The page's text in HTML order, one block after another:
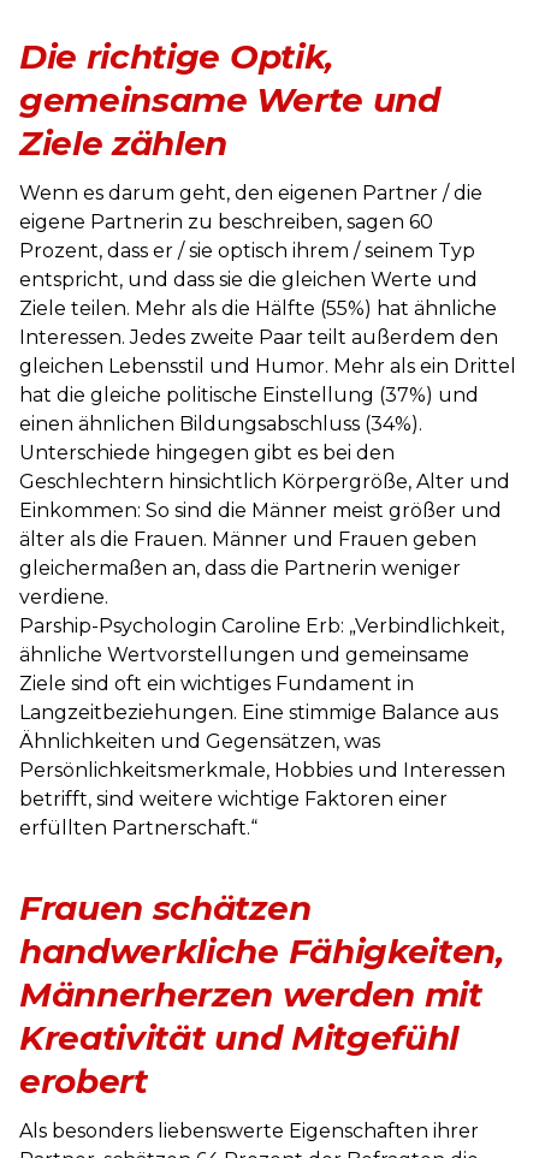
Die richtige Optik,
gemeinsame Werte und
Ziele zählen
Wenn es darum geht, den eigenen Partner / die
eigene Partnerin zu beschreiben, sagen 60
Prozent, dass er / sie optisch ihrem / seinem Typ
entspricht, und dass sie die gleichen Werte und
Ziele teilen. Mehr als die Hälfte (55%) hat ähnliche
Interessen. Jedes zweite Paar teilt außerdem den
gleichen Lebensstil und Humor. Mehr als ein Drittel
hat die gleiche politische Einstellung (37%) und
einen ähnlichen Bildungsabschluss (34%).
Unterschiede hingegen gibt es bei den
Geschlechtern hinsichtlich Körpergröße, Alter und
Einkommen: So sind die Männer meist größer und
älter als die Frauen. Männer und Frauen geben
gleichermaßen an, dass die Partnerin weniger
verdiene.
Parship-Psychologin Caroline Erb: „Verbindlichkeit,
ähnliche Wertvorstellungen und gemeinsame
Ziele sind oft ein wichtiges Fundament in
Langzeitbeziehungen. Eine stimmige Balance aus
Ähnlichkeiten und Gegensätzen, was
Persönlichkeitsmerkmale, Hobbies und Interessen
betrifft, sind weitere wichtige Faktoren einer
erfüllten Partnerschaft.“
Frauen schätzen
handwerkliche Fähigkeiten,
Männerherzen werden mit
Kreativität und Mitgefühl
erobert
Als besonders liebenswerte Eigenschaften ihrer